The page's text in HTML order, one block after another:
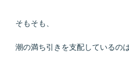
そもそも、
潮の満ち引きを支配しているのは